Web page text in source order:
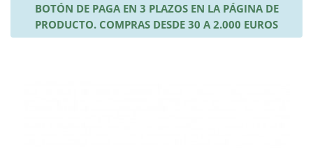
BOTÓN DE PAGA EN 3 PLAZOS EN LA PÁGINA DE
PRODUCTO. COMPRAS DESDE 30 A 2.000 EUROS